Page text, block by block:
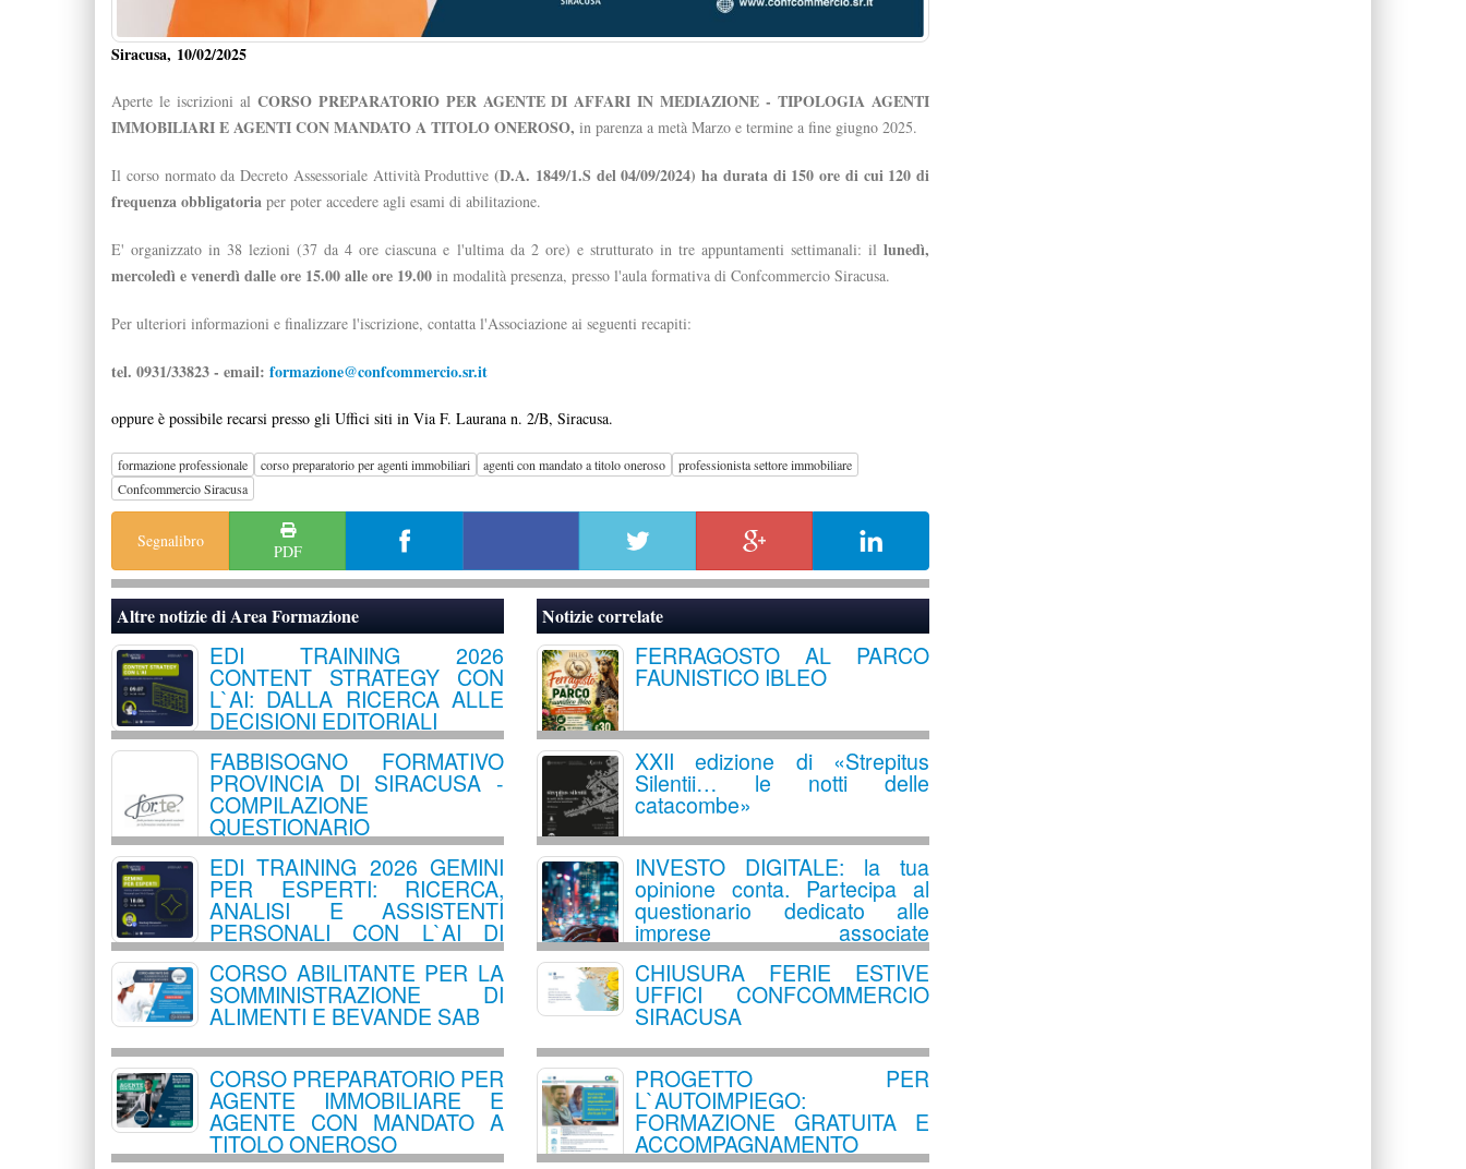
Siracusa, 10/02/2025
Aperte le iscrizioni al CORSO PREPARATORIO PER AGENTE DI AFFARI IN MEDIAZIONE - TIPOLOGIA AGENTI
IMMOBILIARI E AGENTI CON MANDATO A TITOLO ONEROSO, in parenza a metà Marzo e termine a fine giugno 2025.
Il corso normato da Decreto Assessoriale Attività Produttive (D.A. 1849/1.S del 04/09/2024) ha durata di 150 ore di cui 120 di
frequenza obbligatoria per poter accedere agli esami di abilitazione.
E' organizzatoin 38 lezioni (37 da 4 ore ciascuna e l'ultima da 2 ore) e strutturato in treappuntamenti settimanali: illunedì,
mercoledì e venerdìdalle ore 15.00 alle ore 19.00 in modalità presenza, presso l'aula formativa di Confcommercio Siracusa.
Per ulteriori informazioni e finalizzare l'iscrizione, contatta l'Associazione ai seguenti recapiti:
tel. 0931/33823 - email: formazione@confcommercio.sr.it
oppure è possibile recarsi presso gli Uffici siti in Via F. Laurana n. 2/B, Siracusa.
formazione professionale corso preparatorio per agenti immobiliari agenti con mandato a titolo oneroso
professionista settore immobiliare
Confcommercio Siracusa
Segnalibro
PDF
Altre notizie diArea Formazione
EDI TRAINING 2026
CONTENT STRATEGY CON
L`AI: DALLA RICERCA ALLE
DECISIONI EDITORIALI
FABBISOGNO FORMATIVO
PROVINCIA DI SIRACUSA -
COMPILAZIONE
QUESTIONARIO
EDI TRAINING 2026 GEMINI
PER ESPERTI: RICERCA,
ANALISI E ASSISTENTI
PERSONALI CON L`AI DI
GOOGLE
CORSO ABILITANTE PER LA
SOMMINISTRAZIONE DI
ALIMENTI E BEVANDE SAB
CORSO PREPARATORIO PER
AGENTE IMMOBILIARE E
AGENTE CON MANDATO A
TITOLO ONEROSO
Notizie correlate
FERRAGOSTO AL PARCO
FAUNISTICO IBLEO
XXII edizione di «Strepitus
Silentii… le notti delle
catacombe»
INVESTO DIGITALE: la tua
opinione conta. Partecipa al
questionario dedicato alle
imprese associate
Confcommercio
CHIUSURA FERIE ESTIVE
UFFICI CONFCOMMERCIO
SIRACUSA
PROGETTO PER
L`AUTOIMPIEGO:
FORMAZIONE GRATUITA E
ACCOMPAGNAMENTO